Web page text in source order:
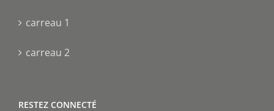
carreau 1
carreau 2
RESTEZ CONNECTÉ